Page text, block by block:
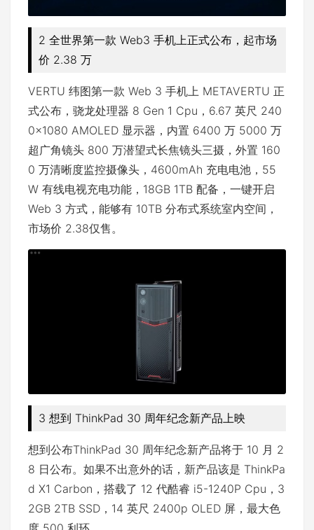
2 全世界第一款 Web3 手机上正式公布，起市场
价 2.38 万
VERTU 纬图第一款 Web 3 手机上 METAVERTU 正
式公布，骁龙处理器 8 Gen 1 Cpu，6.67 英尺 240
0×1080 AMOLED 显示器，内置 6400 万 5000 万
超广角镜头 800 万潜望式长焦镜头三摄，外置 160
0 万清晰度监控摄像头，4600mAh 充电电池，55
W 有线电视充电功能，18GB 1TB 配备，一键开启
Web 3 方式，能够有 10TB 分布式系统室内空间，
市场价 2.38仅售。
3 想到 ThinkPad 30 周年纪念新产品上映
想到公布ThinkPad 30 周年纪念新产品将于 10 月 2
8 日公布。如果不出意外的话，新产品该是 ThinkPa
d X1 Carbon，搭载了 12 代酷睿 i5-1240P Cpu，3
2GB 2TB SSD，14 英尺 2400p OLED 屏，最大色